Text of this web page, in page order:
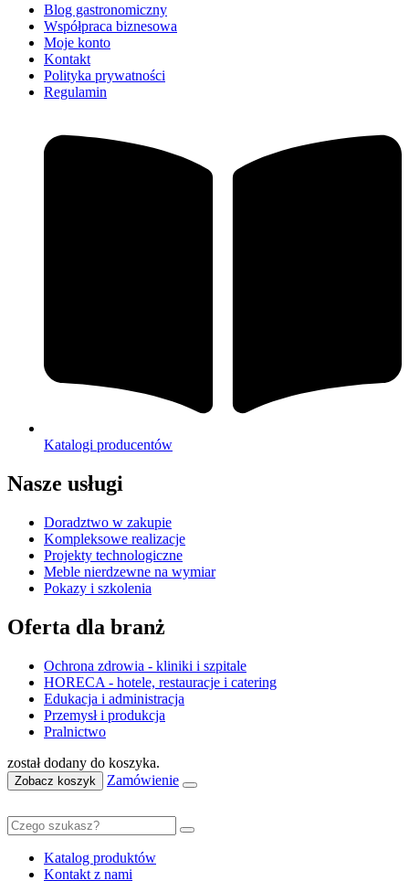
Blog gastronomiczny
Współpraca biznesowa
Moje konto
Kontakt
Polityka prywatności
Regulamin
Katalogi producentów
Nasze usługi
Doradztwo w zakupie
Kompleksowe realizacje
Projekty technologiczne
Meble nierdzewne na wymiar
Pokazy i szkolenia
Oferta dla branż
Ochrona zdrowia - kliniki i szpitale
HORECA - hotele, restauracje i catering
Edukacja i administracja
Przemysł i produkcja
Pralnictwo
został dodany do koszyka.
Zobacz koszyk Zamówienie
Katalog produktów
Kontakt z nami